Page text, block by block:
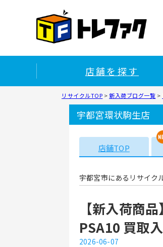
店舗を探す
リサイクルTOP >新入荷ブログ一覧 >
宇都宮環状駒生店
店舗TOP
宇都宮市にあるリサイク
【新入荷商
PSA10 買取
2026-06-07